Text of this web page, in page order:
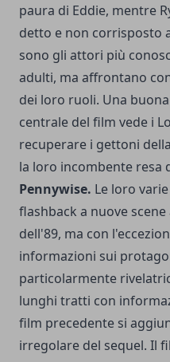
paura di Eddie, mentre
detto e non corrisposto
sono gli attori più
adulti, ma affrontano
dei loro ruoli. Una
centrale del film vede i
recuperare i gettoni
la loro incombente resa
Pennywise. Le loro
flashback a nuove
dell'89, ma con
informazioni sui
particolarmente
lunghi tratti con
film precedente si
irregolare del sequel. Il